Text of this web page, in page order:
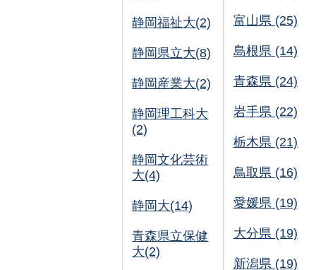
静岡福祉大(2)
静岡県立大(8)
静岡産業大(2)
静岡理工科大
(2)
静岡文化芸術
大(4)
静岡大(14)
青森県立保健
大(2)
富山県 (25)
島根県 (14)
青森県 (24)
岩手県 (22)
栃木県 (21)
鳥取県 (16)
愛媛県 (19)
大分県 (19)
新潟県 (19)